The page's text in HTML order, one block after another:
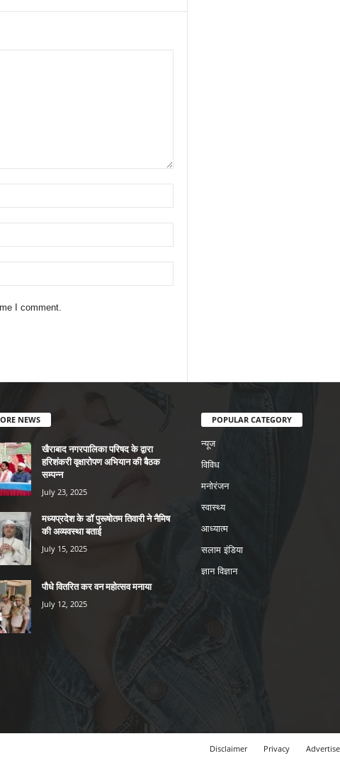
I comment.
NEWS
खैराबाद नगरपालिका परिषद के द्वारा
हरिशंकरी वृक्षारोपण अभियान की बैठक
सम्पन्न
July 23, 2025
मध्यप्रदेश के डॉ पुरूषोतम तिवारी ने नैमिष
की अव्यवस्था बताई
July 15, 2025
पौधे वितरित कर वन महोत्सव मनाया
July 12, 2025
POPULAR CATEGORY
न्यूज
विविध
मनोरंजन
स्वास्थ्य
आध्यात्म
सलाम इंडिया
ज्ञान विज्ञान
Disclaimer Privacy